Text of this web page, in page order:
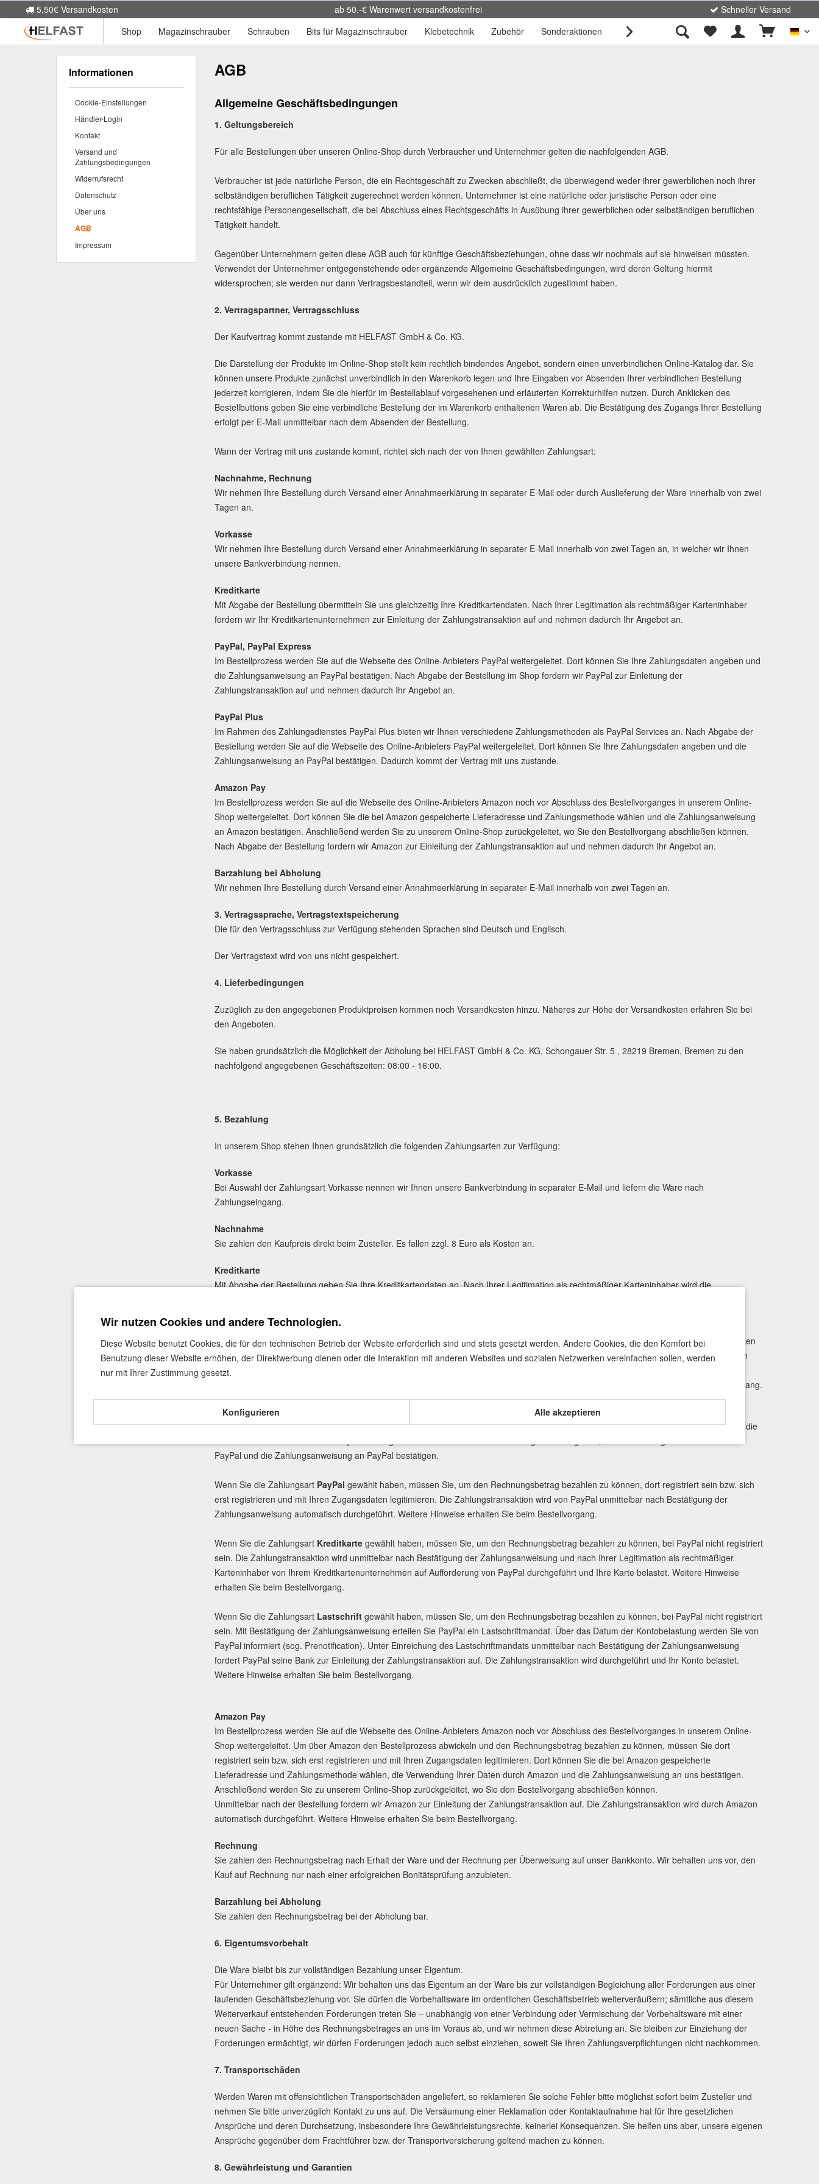
5,50€ Versandkosten ab 50.-€ Warenwert versandkostenfrei
Schneller Versand
Shop
Magazinschrauber Schrauben Bits für Magazinschrauber Klebetechnik Zubehör Sonderaktionen Unternehmen Kontakt

Informationen
Cookie-Einstellungen
Händler-Login
Kontakt
Versand und
Zahlungsbedingungen
Widerrufsrecht
Datenschutz
Über uns
AGB
Impressum
AGB
Allgemeine Geschäftsbedingungen
1. Geltungsbereich
Für alle Bestellungen über unseren Online-Shop durch Verbraucher und Unternehmer gelten die nachfolgenden AGB.
Verbraucher ist jede natürliche Person, die ein Rechtsgeschäft zu Zwecken abschließt, die überwiegend weder ihrer gewerblichen noch ihrer
selbständigen beruflichen Tätigkeit zugerechnet werden können. Unternehmer ist eine natürliche oder juristische Person oder eine
rechtsfähige Personengesellschaft, die bei Abschluss eines Rechtsgeschäfts in Ausübung ihrer gewerblichen oder selbständigen beruflichen
Tätigkeit handelt.
Gegenüber Unternehmern gelten diese AGB auch für künftige Geschäftsbeziehungen, ohne dass wir nochmals auf sie hinweisen müssten.
Verwendet der Unternehmer entgegenstehende oder ergänzende Allgemeine Geschäftsbedingungen, wird deren Geltung hiermit
widersprochen; sie werden nur dann Vertragsbestandteil, wenn wir dem ausdrücklich zugestimmt haben.
2. Vertragspartner, Vertragsschluss
Der Kaufvertrag kommt zustande mit HELFAST GmbH & Co. KG.
Die Darstellung der Produkte im Online-Shop stellt kein rechtlich bindendes Angebot, sondern einen unverbindlichen Online-Katalog dar. Sie
können unsere Produkte zunächst unverbindlich in den Warenkorb legen und Ihre Eingaben vor Absenden Ihrer verbindlichen Bestellung
jederzeit korrigieren, indem Sie die hierfür im Bestellablauf vorgesehenen und erläuterten Korrekturhilfen nutzen. Durch Anklicken des
Bestellbuttons geben Sie eine verbindliche Bestellung der im Warenkorb enthaltenen Waren ab. Die Bestätigung des Zugangs Ihrer Bestellung
erfolgt per E-Mail unmittelbar nach dem Absenden der Bestellung.
Wann der Vertrag mit uns zustande kommt, richtet sich nach der von Ihnen gewählten Zahlungsart:
Nachnahme, Rechnung
Wir nehmen Ihre Bestellung durch Versand einer Annahmeerklärung in separater E-Mail oder durch Auslieferung der Ware innerhalb von zwei
Tagen an.
Vorkasse
Wir nehmen Ihre Bestellung durch Versand einer Annahmeerklärung in separater E-Mail innerhalb von zwei Tagen an, in welcher wir Ihnen
unsere Bankverbindung nennen.
Kreditkarte
Mit Abgabe der Bestellung übermitteln Sie uns gleichzeitig Ihre Kreditkartendaten. Nach Ihrer Legitimation als rechtmäßiger Karteninhaber
fordern wir Ihr Kreditkartenunternehmen zur Einleitung der Zahlungstransaktion auf und nehmen dadurch Ihr Angebot an.
PayPal, PayPal Express
Im Bestellprozess werden Sie auf die Webseite des Online-Anbieters PayPal weitergeleitet. Dort können Sie Ihre Zahlungsdaten angeben und
die Zahlungsanweisung an PayPal bestätigen. Nach Abgabe der Bestellung im Shop fordern wir PayPal zur Einleitung der
Zahlungstransaktion auf und nehmen dadurch Ihr Angebot an.
PayPal Plus
Im Rahmen des Zahlungsdienstes PayPal Plus bieten wir Ihnen verschiedene Zahlungsmethoden als PayPal Services an. Nach Abgabe der
Bestellung werden Sie auf die Webseite des Online-Anbieters PayPal weitergeleitet. Dort können Sie Ihre Zahlungsdaten angeben und die
Zahlungsanweisung an PayPal bestätigen. Dadurch kommt der Vertrag mit uns zustande.
Amazon Pay
Im Bestellprozess werden Sie auf die Webseite des Online-Anbieters Amazon noch vor Abschluss des Bestellvorganges in unserem Online-
Shop weitergeleitet. Dort können Sie die bei Amazon gespeicherte Lieferadresse und Zahlungsmethode wählen und die Zahlungsanweisung
an Amazon bestätigen. Anschließend werden Sie zu unserem Online-Shop zurückgeleitet, wo Sie den Bestellvorgang abschließen können.
Nach Abgabe der Bestellung fordern wir Amazon zur Einleitung der Zahlungstransaktion auf und nehmen dadurch Ihr Angebot an.
Barzahlung bei Abholung
Wir nehmen Ihre Bestellung durch Versand einer Annahmeerklärung in separater E-Mail innerhalb von zwei Tagen an.
3. Vertragssprache, Vertragstextspeicherung
Die für den Vertragsschluss zur Verfügung stehenden Sprachen sind Deutsch und Englisch.
Der Vertragstext wird von uns nicht gespeichert.
4. Lieferbedingungen
Zuzüglich zu den angegebenen Produktpreisen kommen noch Versandkosten hinzu. Näheres zur Höhe der Versandkosten erfahren Sie bei
den Angeboten.
Sie haben grundsätzlich die Möglichkeit der Abholung bei HELFAST GmbH & Co. KG, Schongauer Str. 5 , 28219 Bremen, Bremen zu den
nachfolgend angegebenen Geschäftszeiten: 08:00 - 16:00.
5. Bezahlung
In unserem Shop stehen Ihnen grundsätzlich die folgenden Zahlungsarten zur Verfügung:
Vorkasse
Bei Auswahl der Zahlungsart Vorkasse nennen wir Ihnen unsere Bankverbindung in separater E-Mail und liefern die Ware nach
Zahlungseingang.
Nachnahme
Sie zahlen den Kaufpreis direkt beim Zusteller. Es fallen zzgl. 8 Euro als Kosten an.
Kreditkarte
Mit Abgabe der Bestellung geben Sie Ihre Kreditkartendaten an. Nach Ihrer Legitimation als rechtmäßiger Karteninhaber wird die
PayPal, PayPal Express
Im Bestellprozess werden Sie auf die Webseite des Online-Anbieters PayPal weitergeleitet. Um den Rechnungsbetrag über PayPal bezahlen
zu können, müssen Sie dort registriert sein bzw. sich erst registrieren, mit Ihren Zugangsdaten legitimieren und die Zahlungsanweisung an
uns bestätigen. Nach Abgabe der Bestellung im Shop fordern wir PayPal zur Einleitung der Zahlungstransaktion auf.
Die Zahlungstransaktion wird durch PayPal unmittelbar danach automatisch durchgeführt. Weitere Hinweise erhalten Sie beim Bestellvorgang.
PayPal Plus
Im Rahmen des Zahlungsdienstes PayPal Plus bieten wir Ihnen verschiedene Zahlungsmethoden als PayPal Services an. Sie werden auf die
PayPal und die Zahlungsanweisung an PayPal bestätigen.
Wenn Sie die Zahlungsart PayPal gewählt haben, müssen Sie, um den Rechnungsbetrag bezahlen zu können, dort registriert sein bzw. sich
erst registrieren und mit Ihren Zugangsdaten legitimieren. Die Zahlungstransaktion wird von PayPal unmittelbar nach Bestätigung der
Zahlungsanweisung automatisch durchgeführt. Weitere Hinweise erhalten Sie beim Bestellvorgang.
Wenn Sie die Zahlungsart Kreditkarte gewählt haben, müssen Sie, um den Rechnungsbetrag bezahlen zu können, bei PayPal nicht registriert
sein. Die Zahlungstransaktion wird unmittelbar nach Bestätigung der Zahlungsanweisung und nach Ihrer Legitimation als rechtmäßiger
Karteninhaber von Ihrem Kreditkartenunternehmen auf Aufforderung von PayPal durchgeführt und Ihre Karte belastet. Weitere Hinweise
erhalten Sie beim Bestellvorgang.
Wenn Sie die Zahlungsart Lastschrift gewählt haben, müssen Sie, um den Rechnungsbetrag bezahlen zu können, bei PayPal nicht registriert
sein. Mit Bestätigung der Zahlungsanweisung erteilen Sie PayPal ein Lastschriftmandat. Über das Datum der Kontobelastung werden Sie von
PayPal informiert (sog. Prenotification). Unter Einreichung des Lastschriftmandats unmittelbar nach Bestätigung der Zahlungsanweisung
fordert PayPal seine Bank zur Einleitung der Zahlungstransaktion auf. Die Zahlungstransaktion wird durchgeführt und Ihr Konto belastet.
Weitere Hinweise erhalten Sie beim Bestellvorgang.
Amazon Pay
Im Bestellprozess werden Sie auf die Webseite des Online-Anbieters Amazon noch vor Abschluss des Bestellvorganges in unserem Online-
Shop weitergeleitet. Um über Amazon den Bestellprozess abwickeln und den Rechnungsbetrag bezahlen zu können, müssen Sie dort
registriert sein bzw. sich erst registrieren und mit Ihren Zugangsdaten legitimieren. Dort können Sie die bei Amazon gespeicherte
Lieferadresse und Zahlungsmethode wählen, die Verwendung Ihrer Daten durch Amazon und die Zahlungsanweisung an uns bestätigen.
Anschließend werden Sie zu unserem Online-Shop zurückgeleitet, wo Sie den Bestellvorgang abschließen können.
Unmittelbar nach der Bestellung fordern wir Amazon zur Einleitung der Zahlungstransaktion auf. Die Zahlungstransaktion wird durch Amazon
automatisch durchgeführt. Weitere Hinweise erhalten Sie beim Bestellvorgang.
Rechnung
Sie zahlen den Rechnungsbetrag nach Erhalt der Ware und der Rechnung per Überweisung auf unser Bankkonto. Wir behalten uns vor, den
Kauf auf Rechnung nur nach einer erfolgreichen Bonitätsprüfung anzubieten.
Barzahlung bei Abholung
Sie zahlen den Rechnungsbetrag bei der Abholung bar.
6. Eigentumsvorbehalt
Die Ware bleibt bis zur vollständigen Bezahlung unser Eigentum.
Für Unternehmer gilt ergänzend: Wir behalten uns das Eigentum an der Ware bis zur vollständigen Begleichung aller Forderungen aus einer
laufenden Geschäftsbeziehung vor. Sie dürfen die Vorbehaltsware im ordentlichen Geschäftsbetrieb weiterveräußern; sämtliche aus diesem
Weiterverkauf entstehenden Forderungen treten Sie – unabhängig von einer Verbindung oder Vermischung der Vorbehaltsware mit einer
neuen Sache - in Höhe des Rechnungsbetrages an uns im Voraus ab, und wir nehmen diese Abtretung an. Sie bleiben zur Einziehung der
Forderungen ermächtigt, wir dürfen Forderungen jedoch auch selbst einziehen, soweit Sie Ihren Zahlungsverpflichtungen nicht nachkommen.
7. Transportschäden
Werden Waren mit offensichtlichen Transportschäden angeliefert, so reklamieren Sie solche Fehler bitte möglichst sofort beim Zusteller und
nehmen Sie bitte unverzüglich Kontakt zu uns auf. Die Versäumung einer Reklamation oder Kontaktaufnahme hat für Ihre gesetzlichen
Ansprüche und deren Durchsetzung, insbesondere Ihre Gewährleistungsrechte, keinerlei Konsequenzen. Sie helfen uns aber, unsere eigenen
Ansprüche gegenüber dem Frachtführer bzw. der Transportversicherung geltend machen zu können.
8. Gewährleistung und Garantien
Wir nutzen Cookies und andere Technologien.
Diese Website benutzt Cookies, die für den technischen Betrieb der Website erforderlich sind und stets gesetzt werden. Andere Cookies, die den Komfort bei
Benutzung dieser Website erhöhen, der Direktwerbung dienen oder die Interaktion mit anderen Websites und sozialen Netzwerken vereinfachen sollen, werden
nur mit Ihrer Zustimmung gesetzt.
Alle akzeptieren
Konfigurieren